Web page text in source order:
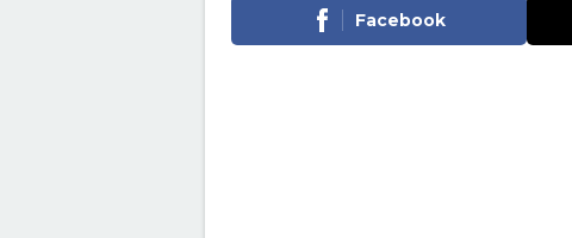
Facebook